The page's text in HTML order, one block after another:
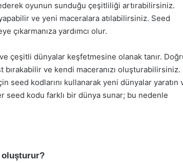
oyunun sunduğu çeşitliliği artırabilirsiniz.
ve yeni maceralara atılabilirsiniz. Seed
çıkarmanıza yardımcı olur.
çeşitli dünyalar keşfetmesine olanak tanır.
ve kendi maceranızı oluşturabilirsiniz.
seed kodlarını kullanarak yeni dünyalar yaratın
seed kodu farklı bir dünya sunar; bu nedenle
oluşturur?